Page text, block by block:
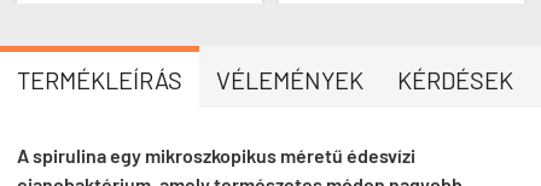
TERMÉKLEÍRÁS VÉLEMÉNYEK KÉRDÉSEK
A spirulina egy mikroszkopikus méretű édesvízi